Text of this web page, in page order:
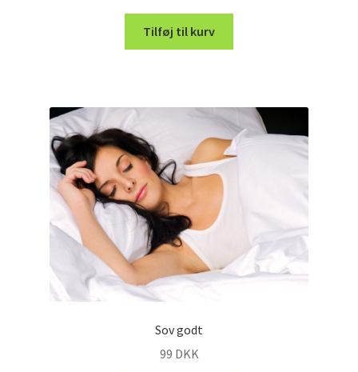
Tilføj til kurv
Sov godt
99 DKK